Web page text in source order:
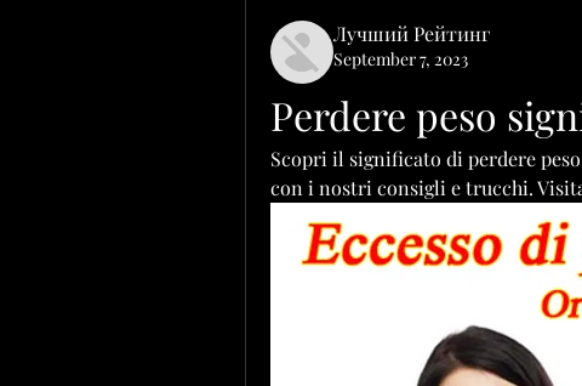
Лучший Рейтинг
September 7, 2023
Perdere peso
Scopri il significato di perdere
con i nostri consigli e trucchi.